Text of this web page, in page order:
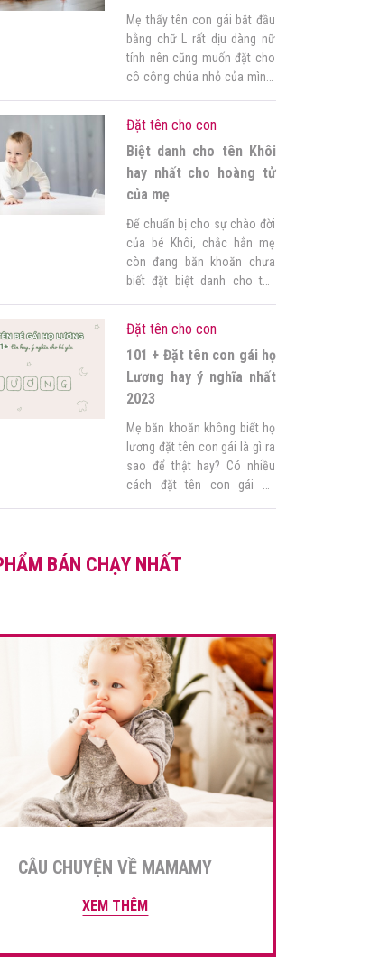
Mẹ thấy tên con gái bắt đầu
bằng chữ L rất dịu dàng nữ
tính nên cũng muốn đặt cho
cô công chúa nhỏ của mình.
chưa biết nên đặt tên cho
con như thế nào đẹp, ý nghĩa,
mang đến nhiều […]
Đặt tên cho con
Biệt danh cho tên Khôi
hay nhất cho hoàng tử
của mẹ
Để chuẩn bị cho sự chào đời
của bé Khôi, chắc hẳn mẹ
còn đang băn khoăn chưa
biết đặt biệt danh cho tên
Khôi đó mẹ, mẹ cùng Góc mẹ
tham khảo một số biệt danh
hay sau đây nhé ! […]
Đặt tên cho con
101 + Đặt tên con gái họ
Lương hay ý nghĩa nhất
2023
Mẹ băn khoăn không biết họ
lương đặt tên con gái là gì ra
sao để thật hay? Có nhiều
cách đặt tên con gái họ
nghĩa qua bài viết dưới đây
BÁN CHẠY NHẤT
CÂU CHUYỆN VỀ MAMAMY
XEM THÊM